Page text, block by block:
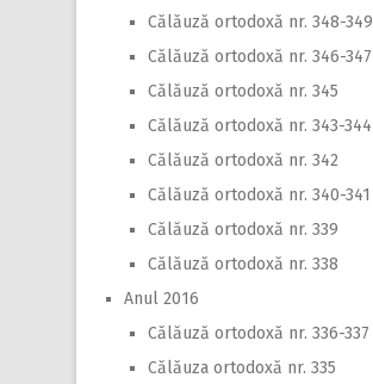
Călăuză ortodoxă nr. 348-349
Călăuză ortodoxă nr. 346-347
Călăuză ortodoxă nr. 345
Călăuză ortodoxă nr. 343-344
Călăuză ortodoxă nr. 342
Călăuză ortodoxă nr. 340-341
Călăuză ortodoxă nr. 339
Călăuză ortodoxă nr. 338
Anul 2016
Călăuză ortodoxă nr. 336-337
Călăuza ortodoxă nr. 335